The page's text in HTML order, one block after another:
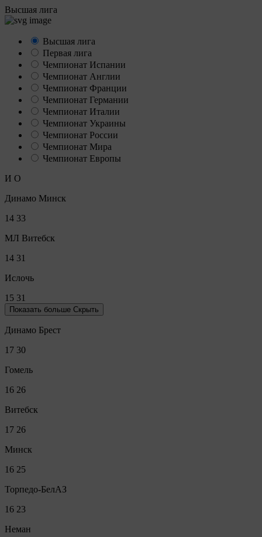
Высшая лига
Высшая лига
Первая лига
Чемпионат Испании
Чемпионат Англии
Чемпионат Франции
Чемпионат Германии
Чемпионат Италии
Чемпионат Украины
Чемпионат России
Чемпионат Мира
Чемпионат Европы
И О
Динамо Минск
14 33
МЛ Витебск
14 31
Ислочь
15 31
Показать больше Скрыть
Динамо Брест
17 30
Гомель
16 26
Витебск
17 26
Минск
16 25
Торпедо-БелАЗ
16 23
Неман